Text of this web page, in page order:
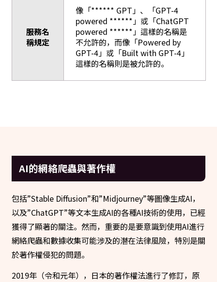
服務名
稱規定
像「****** GPT」、「GPT-4
powered ******」或「ChatGPT
powered ******」這樣的名稱是
不允許的，而像「Powered by
GPT-4」或「Built with GPT-4」
這樣的名稱則是被允許的。
AI的網絡爬蟲與著作權
包括”Stable Diffusion”和”Midjourney”等圖像生成AI，
以及”ChatGPT”等文本生成AI的各種AI技術的使用，已經
獲得了顯著的關注。然而，重要的是要意識到使用AI進行
網絡爬蟲和數據收集可能涉及的潛在法律風險，特別是關
於著作權侵犯的問題。
2019年（令和元年），日本的著作權法進行了修訂，原